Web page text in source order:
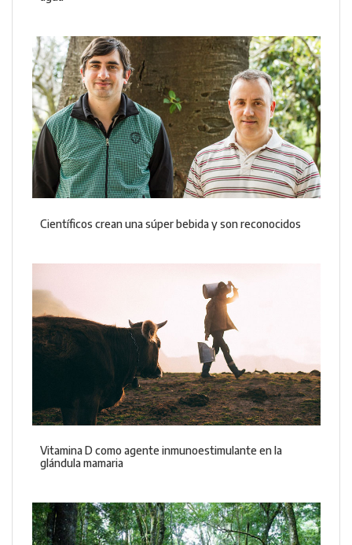
Científicos crean una súper bebida y son reconocidos
Vitamina D como agente inmunoestimulante en la
glándula mamaria